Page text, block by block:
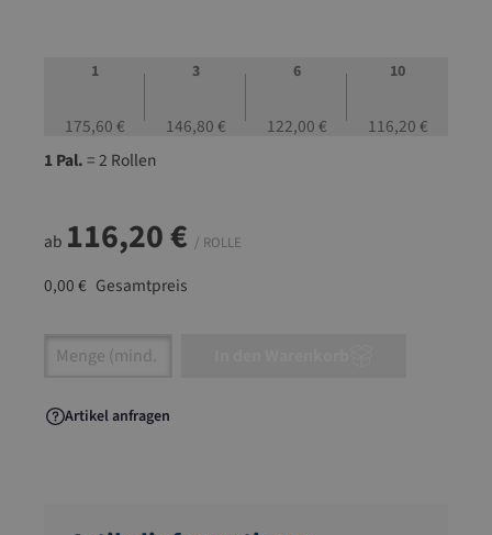
1
175,60 €
3
146,80 €
6
122,00 €
10
116,20 €
1 Pal.= 2 Rollen
ab 116,20 € / ROLLE
0,00 € Gesamtpreis
Artikel Anzahl: Gib den gewünschten Wert
Artikel anfragen